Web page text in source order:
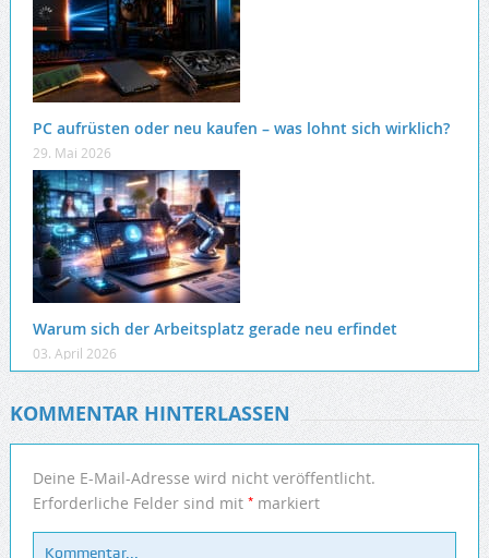
PC aufrüsten oder neu kaufen – was lohnt sich wirklich?
29. Mai 2026
Warum sich der Arbeitsplatz gerade neu erfindet
03. April 2026
KOMMENTAR HINTERLASSEN
Deine E-Mail-Adresse wird nicht veröffentlicht.
Erforderliche Felder sind mit *markiert